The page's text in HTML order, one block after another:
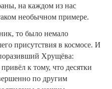
на каждом из нас
необычном примере.
то было немало
присутствия в космосе. И
Хрущёва:
к тому, что десятки
по другим